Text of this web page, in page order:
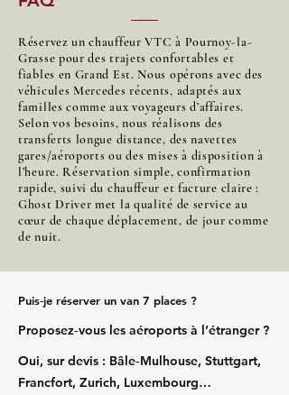
Réservez un chauffeur VTC à Pournoy-la-
Grasse pour des trajets confortables et
fiables en Grand Est. Nous opérons avec des
véhicules Mercedes récents, adaptés aux
familles comme aux voyageurs d’affaires.
Selon vos besoins, nous réalisons des
transferts longue distance, des navettes
gares/aéroports ou des mises à disposition à
l’heure. Réservation simple, confirmation
rapide, suivi du chauffeur et facture claire :
Ghost Driver met la qualité de service au
cœur de chaque déplacement, de jour comme
de nuit.
Puis‑je réserver un van 7 places ?
Proposez‑vous les aéroports à l’étranger ?
Oui, sur devis : Bâle‑Mulhouse, Stuttgart,
Francfort, Zurich, Luxembourg…